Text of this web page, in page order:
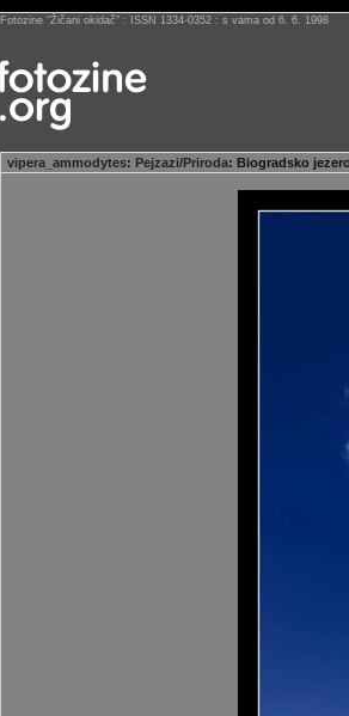
Fotozine “Žičani okidač” : ISSN 1334-0352 : s vama od 6. 6. 1998
vipera_ammodytes: Pejzazi/Priroda: Biogradsko